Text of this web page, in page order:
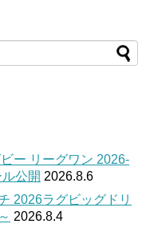
ー リーグワン 2026-
公開 2026.8.6
2026ラグビッグドリ
2026.8.4